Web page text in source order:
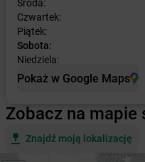
Środa:
Czwartek:
Piątek:
Sobota:
Niedziela:
Pokaż w Google Maps
Zobacz na mapie
Znajdź moją lokalizację